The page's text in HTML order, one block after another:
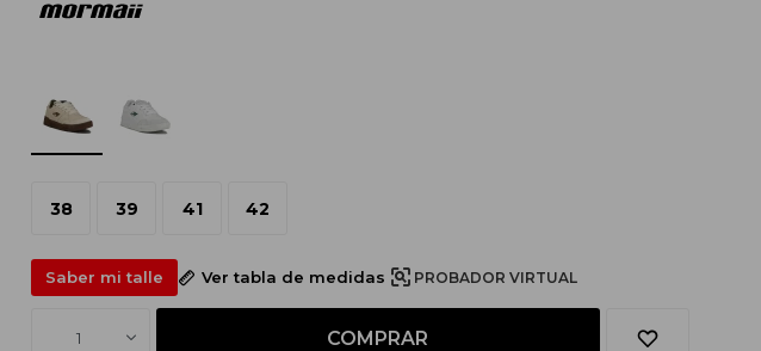
38 39 41 42
Saber mi talle Ver tabla de medidas PROBADOR VIRTUAL
1 COMPRAR